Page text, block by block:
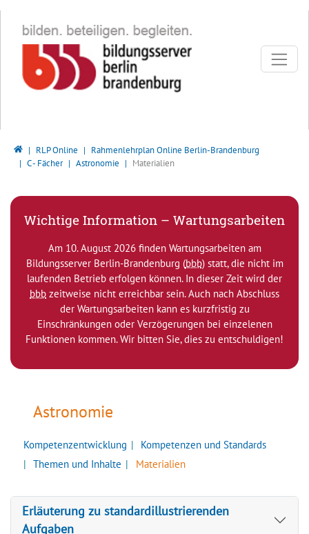
Bildungsserver Berlin - Brandenburg
RLP Online
Rahmenlehrplan Online Berlin-Brandenburg
C - Fächer
Astronomie Materialien
Wichtige Information – Wartungsarbeiten
Am 10. August 2026 finden Wartungsarbeiten am
Bildungsserver Berlin-Brandenburg (bbb) statt, die nicht im
laufenden Betrieb erfolgen können. In dieser Zeit wird der
bbb zeitweise nicht erreichbar sein. Auch nach Abschluss
der Wartungsarbeiten kann es kurzfristig zu
Einschränkungen oder Verzögerungen bei einzelenen
Funktionen kommen. Wir bitten Sie, dies zu entschuldigen!
Astronomie
Kompetenzentwicklung
Kompetenzen und Standards
Themen und Inhalte
Materialien
Erläuterung zu standardillustrierenden
Aufgaben